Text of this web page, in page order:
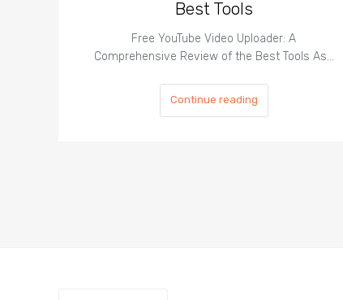
Best Tools
Free YouTube Video Uploader: A
Comprehensive Review of the Best Tools As…
Continue reading